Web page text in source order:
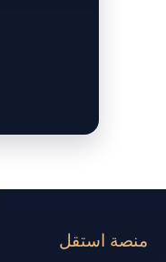
منصة استقل